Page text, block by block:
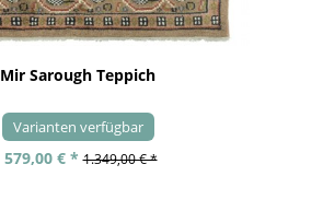
Mir Sarough Teppich
Varianten verfügbar
579,00 € * 1.349,00 € *